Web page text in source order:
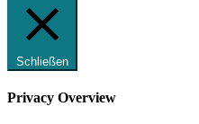
Schließen
Privacy Overview